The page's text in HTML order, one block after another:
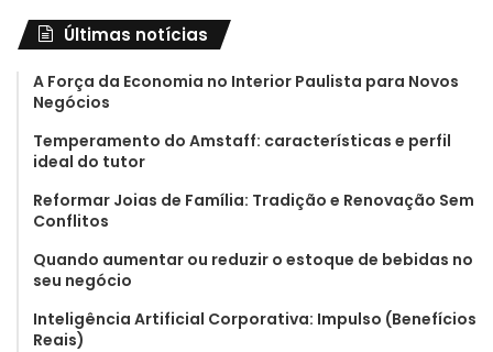
Últimas notícias
A Força da Economia no Interior Paulista para Novos
Negócios
Temperamento do Amstaff: características e perfil
ideal do tutor
Reformar Joias de Família: Tradição e Renovação Sem
Conflitos
Quando aumentar ou reduzir o estoque de bebidas no
seu negócio
Inteligência Artificial Corporativa: Impulso (Benefícios
Reais)